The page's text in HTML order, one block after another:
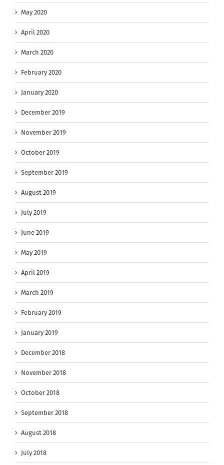
May 2020
April 2020
March 2020
February 2020
January 2020
December 2019
November 2019
October 2019
September 2019
August 2019
July 2019
June 2019
May 2019
April 2019
March 2019
February 2019
January 2019
December 2018
November 2018
October 2018
September 2018
August 2018
July 2018